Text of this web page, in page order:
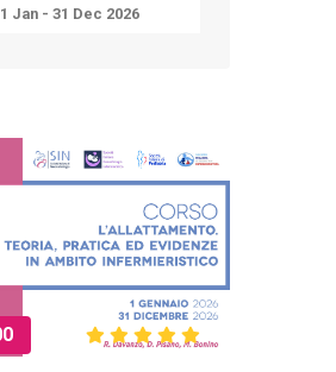
1 Jan - 31 Dec 2026